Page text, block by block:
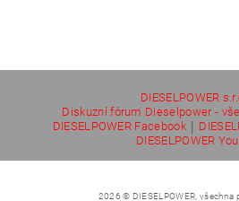
DIESELPOWER
Diskuzní fórum Dieselpower -
DIESELPOWER Facebook |
DIESELPOWER
2026 © DIESELPOWER, všechna